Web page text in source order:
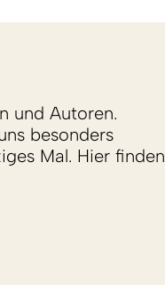
und Autoren.
besonders
Mal. Hier finden